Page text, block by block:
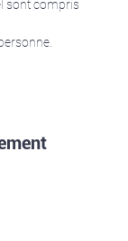
sont compris